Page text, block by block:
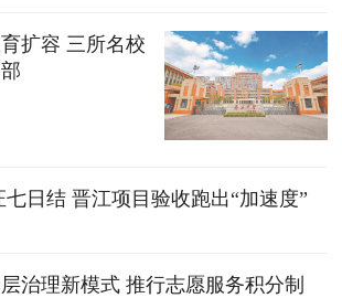
扩容 三所名校
日结 晋江项目验收跑出“加速度”
治理新模式 推行志愿服务积分制